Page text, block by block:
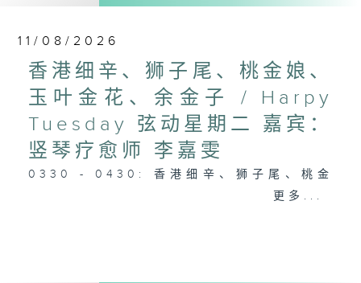
11/08/2026
香港细辛、狮子尾、桃金娘、
玉叶金花、余金子 / Harpy
Tuesday 弦动星期二 嘉宾：
竖琴疗愈师 李嘉雯
0330 - 0430: 香港细辛、狮子尾、桃金
更多...